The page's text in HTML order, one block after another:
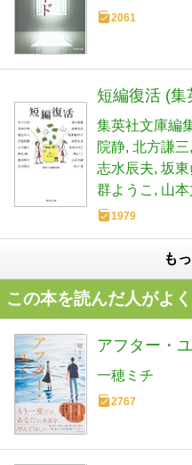
2061
短編復活 (集
集英社文庫編
院静 北方謙三
志水辰夫 坂東
群ようこ
山
1979
も
この本を読んだ人がよ
アフター・
一穂ミチ
2767